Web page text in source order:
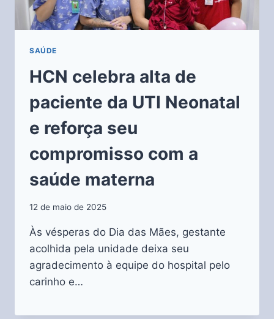
SAÚDE
HCN celebra alta de
paciente da UTI Neonatal
e reforça seu
compromisso com a
saúde materna
12 de maio de 2025
Às vésperas do Dia das Mães, gestante
acolhida pela unidade deixa seu
agradecimento à equipe do hospital pelo
carinho e…